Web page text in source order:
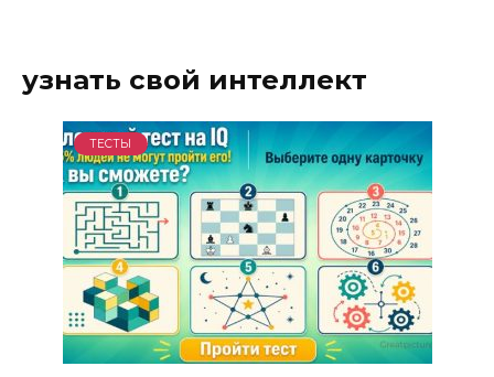
узнать свой интеллект
ТЕСТЫ